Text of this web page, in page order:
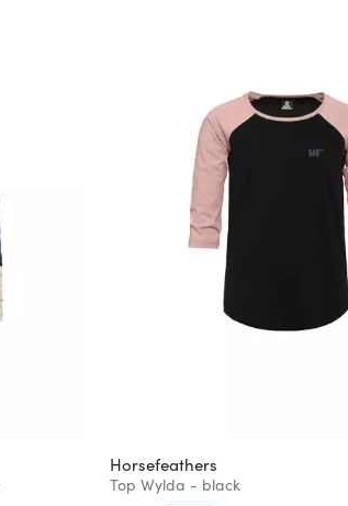
Horsefeathers
Top Wylda - black